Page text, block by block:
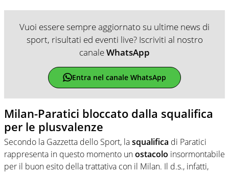
Vuoi essere sempre aggiornato su ultime news di
sport, risultati ed eventi live? Iscriviti al nostro
canaleWhatsApp
Entra nel canale WhatsApp
Milan-Paratici bloccato dalla squalifica
per le plusvalenze
Secondo la Gazzetta dello Sport, lasqualifica di Paratici
rappresenta in questo momento unostacolo insormontabile
per il buon esito della trattativa con il Milan. Il d.s., infatti,